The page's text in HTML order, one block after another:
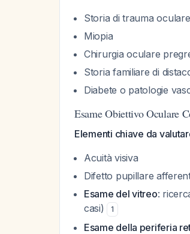
Storia di trauma oculare
Miopia
Chirurgia oculare
Storia familiare di
Diabete o patologie
Esame Obiettivo Oculare
Elementi chiave da
Acuità visiva
Difetto pupillare
Esame del vitreo:
casi)
1
Esame della periferia